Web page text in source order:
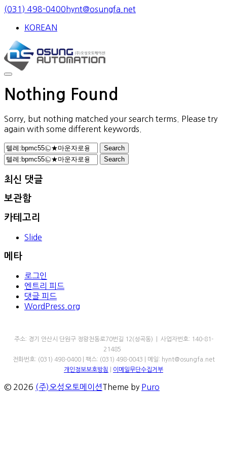
Skip
content
(031) 498-0400 hynt@osungfa.net
KOREAN
Nothing Found
Sorry, but nothing matched your search terms. Please try
again with some different keywords.
Search
for:
Search
최신 댓글
보관함
카테고리
Slide
메타
로그인
엔트리 피드
댓글 피드
WordPress.org
주소: 경기 안산시 단원구 정왕천동로70번길 12(성곡동) | 사업자번호: 140-81-
21485
전화번호: (031) 498-0400 | 팩스: (031) 498-0043 | 메일: hynt@osungfa.net
개인정보보호방침
이메일무단수집거부
© 2026 (주)오성오토메이션Theme by Puro